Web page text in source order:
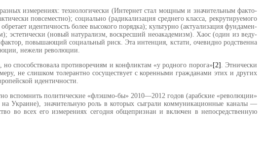
изме­рениях: технологически (Интернет стал мощным и значительным факто­
по­всеместно); социально (радикализа­ция среднего класса, рекрутируемого
иден­тичность более высокого порядка); культурно (актуализация фундамен­
эстетиче­ски (новый натурализм, воскресший неоакадемизм). Хаос (один из веду­
повышающий социальный риск. Эта интенция, кстати, очевидно родст­венна
не­жели революции.
способствовала противоречиям и конфликтам «у родного порога» [2] . Эт­нически
не слишком толерантно сосуществует с коренными гражданами этих и дру­гих
идентичности.
вспомнить политические «флэшмо-бы» 2010—2012 годов (арабские «ре­волюции»
Украине), значительную роль в которых сыг­рали коммуникационные каналы —
во всех его измерениях сегодня общепризнан и включен в непосредственную